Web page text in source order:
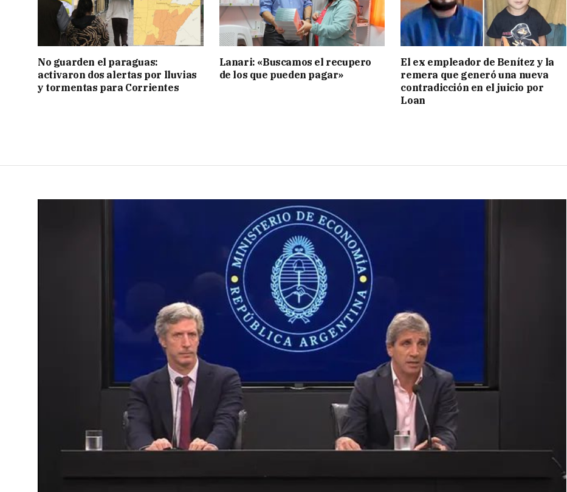
No guarden el paraguas:
activaron dos alertas por lluvias
y tormentas para Corrientes
Lanari: «Buscamos el recupero
de los que pueden pagar»
El ex empleador de Benítez y la
remera que generó una nueva
contradicción en el juicio por
Loan